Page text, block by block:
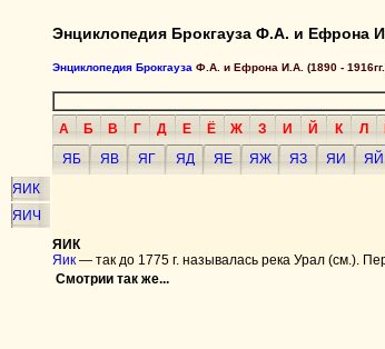
Энциклопедия Брокгауза Ф.А. и Ефрона
Энциклопедия Брокгауза Ф.А. и Ефрона И.А. (1890 -
А Б В Г Д Е Ё Ж З И Й К Л
ЯБ
ЯВ ЯГ ЯД ЯЕ ЯЖ ЯЗ ЯИ ЯЙ
ЯИК
ЯИЧ
ЯИК
Яик — так до 1775 г. называлась река Урал (см.).
Смотрии так же...